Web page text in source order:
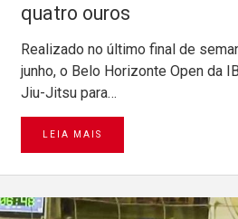
quatro ouros
Realizado no último final de
junho, o Belo Horizonte Open da
Jiu-Jitsu para…
LEIA MAIS